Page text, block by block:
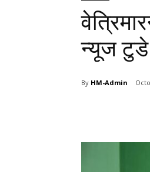
न्यूज टुडे
By HM-Admin